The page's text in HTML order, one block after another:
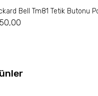
Bell Tm81 Tetik Butonu